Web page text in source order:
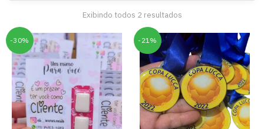
Exibindo todos 2 resultados
-30% -21%